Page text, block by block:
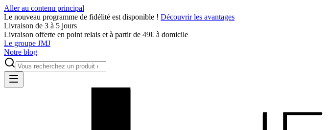
Aller au contenu principal
Le nouveau programme de fidélité est disponible ! Découvrir les avantages
Livraison de 3 à 5 jours
Livraison offerte en point relais et à partir de 49€ à domicile
Le groupe JMJ
Notre blog